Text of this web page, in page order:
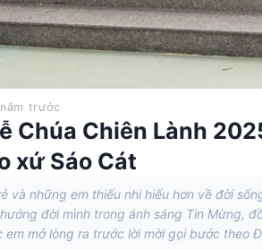
trước
Chúa Chiên Lành
xứ Sáo Cát
và những em thiếu nhi hiểu hơn về đời
đời mình trong ánh sáng Tin Mừng,
em mở lòng ra trước lời mời gọi bước theo